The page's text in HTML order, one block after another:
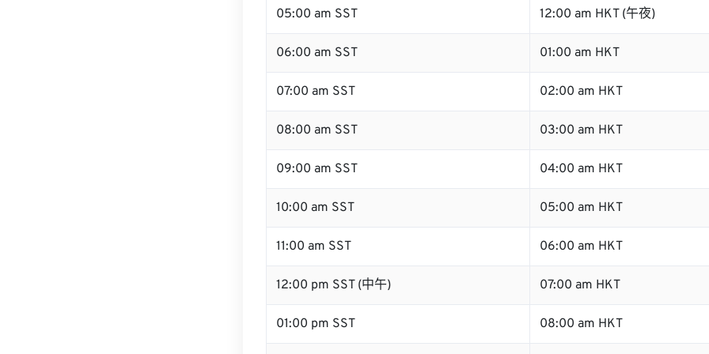
05:00 am SST 12:00 am HKT (午夜)
06:00 am SST 01:00 am HKT
07:00 am SST 02:00 am HKT
08:00 am SST 03:00 am HKT
09:00 am SST 04:00 am HKT
10:00 am SST 05:00 am HKT
11:00 am SST 06:00 am HKT
12:00 pm SST (中午) 07:00 am HKT
01:00 pm SST 08:00 am HKT